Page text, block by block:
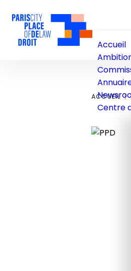
Accueil
Centre
ACCUEIL